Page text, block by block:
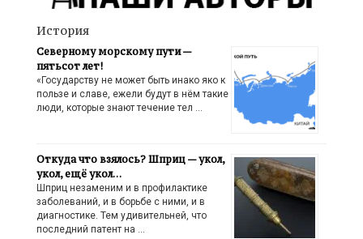
История
Северному морскому пути —
пятьсот лет!
«Государству не может быть инако яко к
пользе и славе, ежели будут в нём такие
люди, которые знают течение тел …
Откуда что взялось? Шприц — укол,
укол, ещё укол…
Шприц незаменим и в профилактике
заболеваний, и в борьбе с ними, и в
диагностике. Тем удивительней, что
последний патент на …